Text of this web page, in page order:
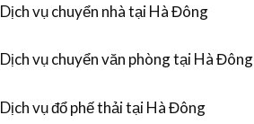
Dịch vụ chuyển nhà tại Hà Đông
Dịch vụ chuyển văn phòng tại Hà Đông
Dịch vụ đổ phế thải tại Hà Đông